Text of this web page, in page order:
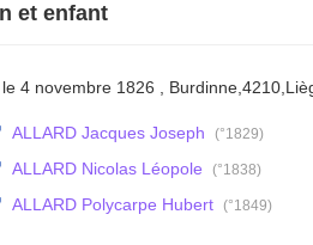
et enfant
4 novembre 1826 ,
ALLARD Jacques Joseph (°1829)
ALLARD Nicolas Léopole (°1838)
ALLARD Polycarpe Hubert (°1849)